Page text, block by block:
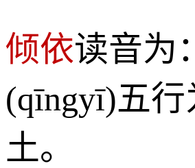
倾依读音为：
(qīngyī)五行
土。